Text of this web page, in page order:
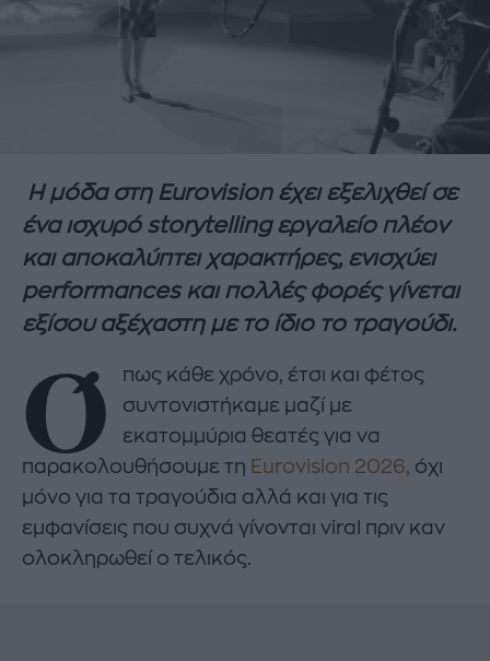
Η μόδα στη Eurovision έχει εξελιχθεί σε
ένα ισχυρό storytelling εργαλείο πλέον
και αποκαλύπτει χαρακτήρες, ενισχύει
performances και πολλές φορές γίνεται
εξίσου αξέχαστη με το ίδιο το τραγούδι.
Ό
πως κάθε χρόνο, έτσι και φέτος
συντονιστήκαμε μαζί με
εκατομμύρια θεατές για να
παρακολουθήσουμε τη Eurovision 2026, όχι
μόνο για τα τραγούδια αλλά και για τις
εμφανίσεις που συχνά γίνονται viral πριν καν
ολοκληρωθεί ο τελικός.